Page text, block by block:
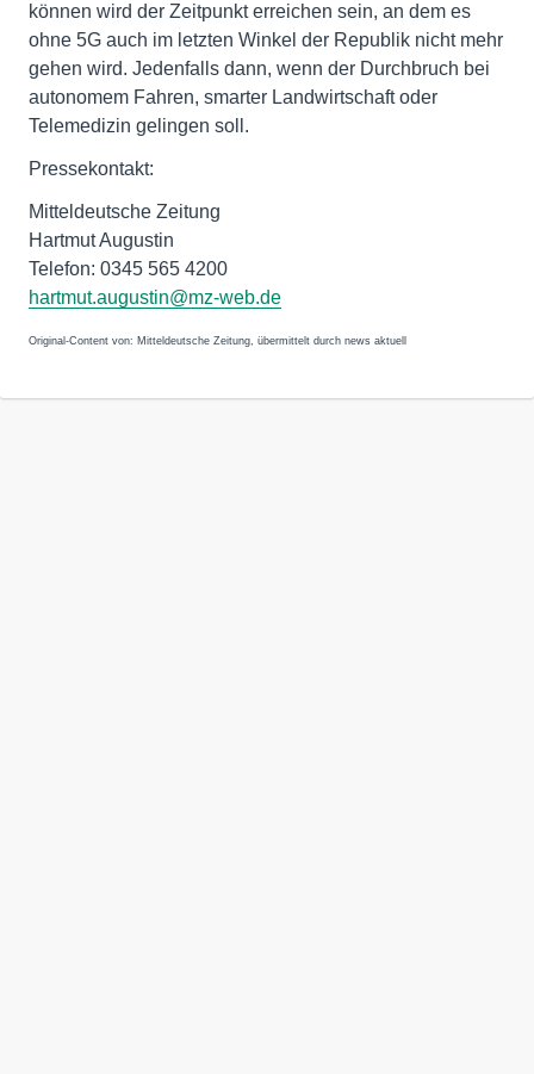
können wird der Zeitpunkt erreichen sein, an dem es
ohne 5G auch im letzten Winkel der Republik nicht mehr
gehen wird. Jedenfalls dann, wenn der Durchbruch bei
autonomem Fahren, smarter Landwirtschaft oder
Telemedizin gelingen soll.
Pressekontakt:
Mitteldeutsche Zeitung
Hartmut Augustin
Telefon: 0345 565 4200
hartmut.augustin@mz-web.de
Original-Content von: Mitteldeutsche Zeitung, übermittelt durch news aktuell